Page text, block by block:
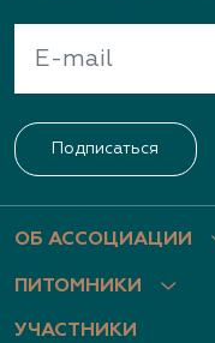
ОБ АССОЦИАЦИИ
ПИТОМНИКИ
УЧАСТНИКИ
Подписаться